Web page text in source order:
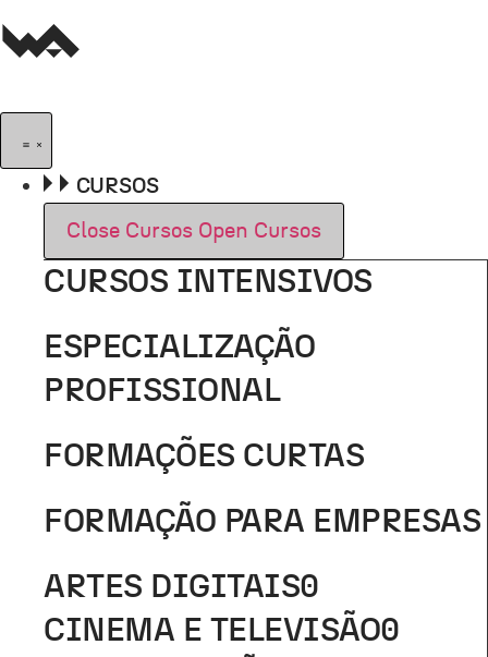
para
conteúdo
CURSOS
Close Cursos Open Cursos
CURSOS INTENSIVOS
ESPECIALIZAÇÃO
PROFISSIONAL
FORMAÇÕES CURTAS
FORMAÇÃO PARA EMPRESAS
ARTES DIGITAIS0
CINEMA E TELEVISÃO0